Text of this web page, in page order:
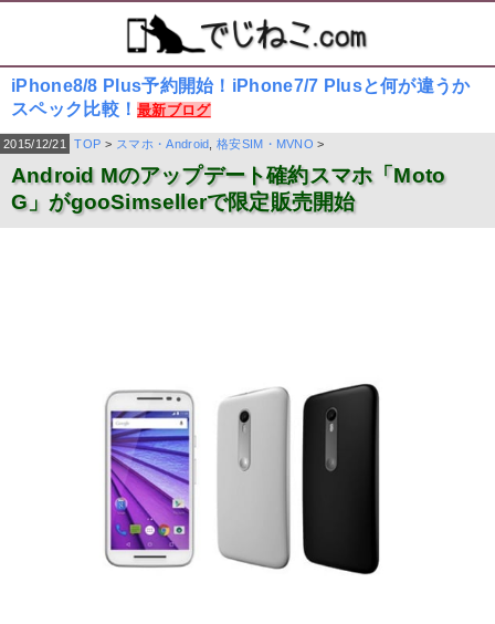
iPhone8/8 Plus予約開始！iPhone7/7 Plusと何が違うか
スペック比較！最新ブログ
2015/12/21 TOP > スマホ・Android ,格安SIM・MVNO >
Android Mのアップデート確約スマホ「Moto
G」がgooSimsellerで限定販売開始